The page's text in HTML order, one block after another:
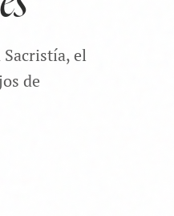
Sacristía, el
de